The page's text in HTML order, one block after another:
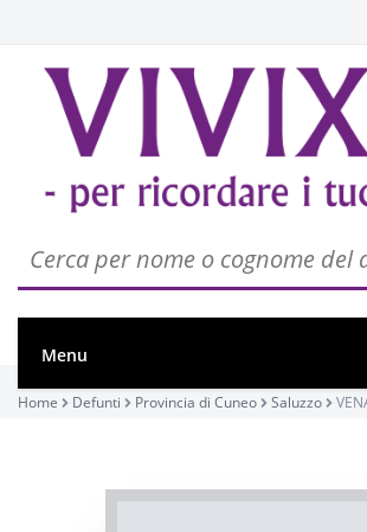
Menu
Home Defunti Provincia di Cuneo Saluzzo
Ausiliatrice